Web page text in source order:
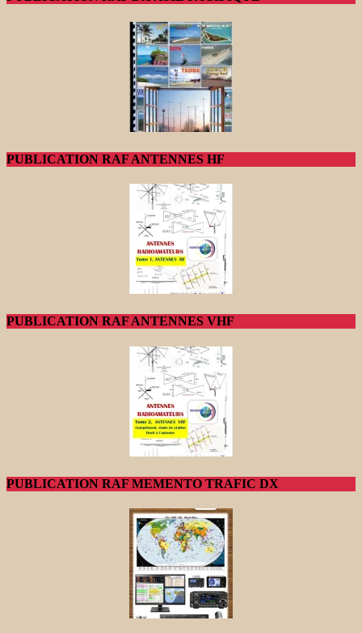
PUBLICATION RAF ANTENNES HF
PUBLICATION RAF ANTENNES VHF
PUBLICATION RAF MEMENTO TRAFIC DX